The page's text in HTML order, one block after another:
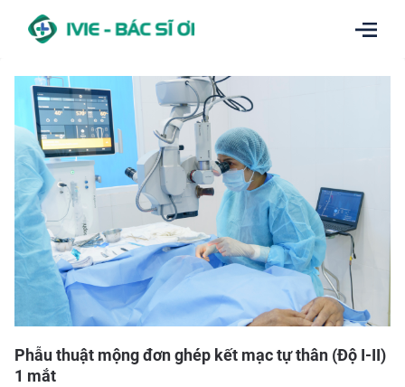
Phẫu thuật mộng đơn ghép kết mạc tự thân (Độ I-II)
1 mắt